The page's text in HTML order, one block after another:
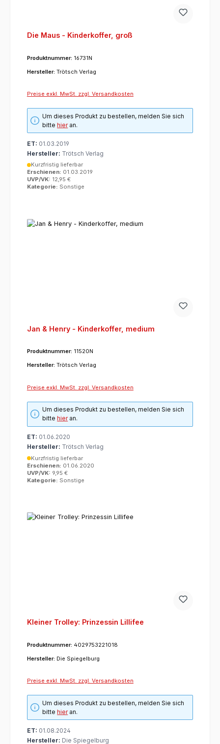
Die Maus - Kinderkoffer, groß
Produktnummer: 16731N
Hersteller: Trötsch Verlag
Preise exkl. MwSt. zzgl. Versandkosten
Um dieses Produkt zu bestellen, melden Sie sich
bittehieran.
ET: 01.03.2019
Hersteller: Trötsch Verlag
Kurzfristig lieferbar
Erschienen: 01.03.2019
UVP/VK: 12,95 €
Kategorie: Sonstige
Jan & Henry - Kinderkoffer, medium
Produktnummer: 11520N
Hersteller: Trötsch Verlag
Preise exkl. MwSt. zzgl. Versandkosten
Um dieses Produkt zu bestellen, melden Sie sich
bittehieran.
ET: 01.06.2020
Hersteller: Trötsch Verlag
Kurzfristig lieferbar
Erschienen: 01.06.2020
UVP/VK: 9,95 €
Kategorie: Sonstige
Kleiner Trolley: Prinzessin Lillifee
Produktnummer: 4029753221018
Hersteller: Die Spiegelburg
Preise exkl. MwSt. zzgl. Versandkosten
Um dieses Produkt zu bestellen, melden Sie sich
bittehieran.
ET: 01.08.2024
Hersteller: Die Spiegelburg